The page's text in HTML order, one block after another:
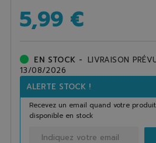
5,99 €
EN STOCK - LIVRAISON
13/08/2026
ALERTE STOCK !
Recevez un email quand votre
disponible en stock